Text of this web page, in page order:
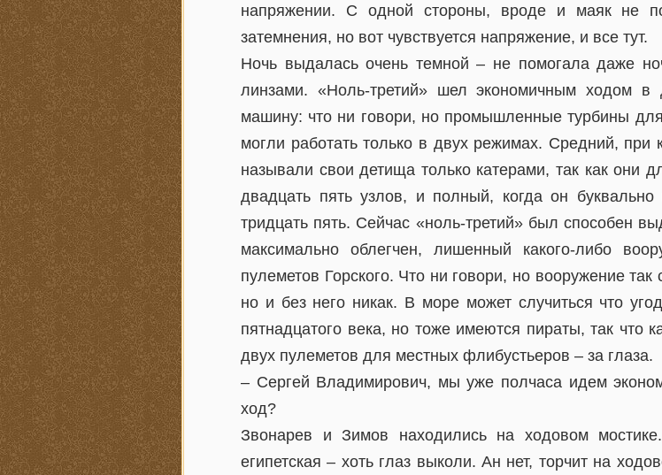
напряжении. С одной стороны, вроде и маяк не
затемнения, но вот чувствуется напряжение, и все тут.
Ночь выдалась очень темной – не помогала даже
линзами. «Ноль-третий» шел экономичным ходом в
машину: что ни говори, но промышленные турбины
могли работать только в двух режимах. Средний, при
называли свои детища только катерами, так как они
двадцать пять узлов, и полный, когда он
тридцать пять. Сейчас «ноль-третий» был способен
максимально облегчен, лишенный какого-либо
пулеметов Горского. Что ни говори, но вооружение
но и без него никак. В море может случиться что
пятнадцатого века, но тоже имеются пираты, так что
двух пулеметов для местных флибустьеров – за глаза.
– Сергей Владимирович, мы уже полчаса идем
ход?
Звонарев и Зимов находились на ходовом
египетская – хоть глаз выколи. Ан нет, торчит на